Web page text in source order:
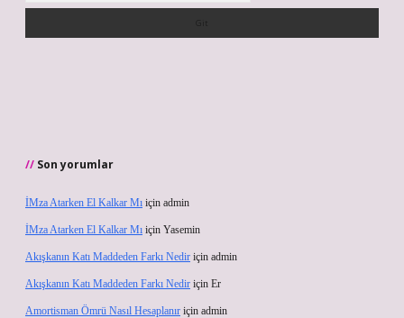
Son yorumlar
İMza Atarken El Kalkar Mı için admin
İMza Atarken El Kalkar Mı için Yasemin
Akışkanın Katı Maddeden Farkı Nedir için admin
Akışkanın Katı Maddeden Farkı Nedir için Er
Amortisman Ömrü Nasıl Hesaplanır için admin